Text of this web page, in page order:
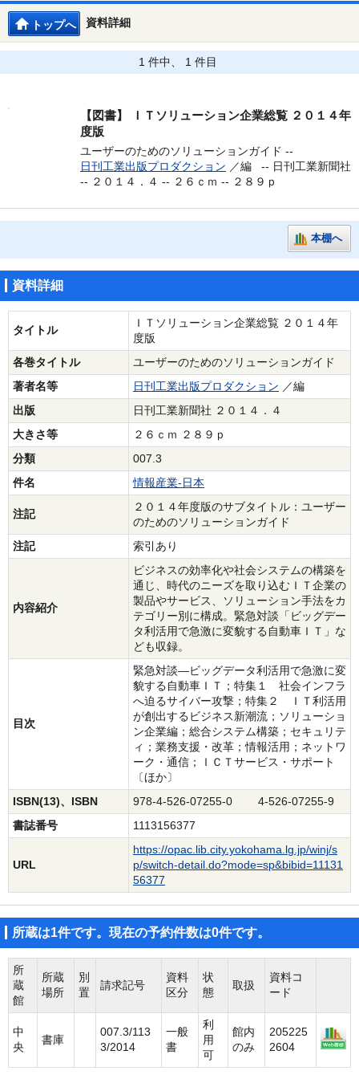
資料詳細
トップへ
1 件中、 1 件目
【図書】
ＩＴソリューション企業総覧 ２０１４年
度版
ユーザーのためのソリューションガイド --
日刊工業出版プロダクション ／編 -- 日刊工業新聞社
-- ２０１４．４ -- ２６ｃｍ -- ２８９ｐ
本棚へ
資料詳細
タイトル
ＩＴソリューション企業総覧 ２０１４年
度版
各巻タイトル
ユーザーのためのソリューションガイド
著者名等
日刊工業出版プロダクション ／編
出版
日刊工業新聞社 ２０１４．４
大きさ等
２６ｃｍ ２８９ｐ
分類
007.3
件名
情報産業‐日本
注記
２０１４年度版のサブタイトル：ユーザー
のためのソリューションガイド
注記
索引あり
内容紹介
ビジネスの効率化や社会システムの構築を
通じ、時代のニーズを取り込むＩＴ企業の
製品やサービス、ソリューション手法をカ
テゴリー別に構成。緊急対談「ビッグデー
タ利活用で急激に変貌する自動車ＩＴ」な
ども収録。
目次
緊急対談―ビッグデータ利活用で急激に変
貌する自動車ＩＴ；特集１ 社会インフラ
へ迫るサイバー攻撃；特集２ ＩＴ利活用
が創出するビジネス新潮流；ソリューショ
ン企業編；総合システム構築；セキュリテ
ィ；業務支援・改革；情報活用；ネットワ
ーク・通信；ＩＣＴサービス・サポート
〔ほか〕
ISBN(13)、ISBN
978-4-526-07255-0 4-526-07255-9
書誌番号
1113156377
URL
https://opac.lib.city.yokohama.lg.jp/winj/s
p/switch-detail.do?mode=sp&bibid=11131
56377
所蔵は1件です。現在の予約件数は0件です。
所
蔵
館
所蔵
場所
別
置
請求記号
資料
区分
状
態
取扱
資料コ
ード
中
央
書庫
007.3/113
3/2014
一般
書
利
用
可
館内
のみ
205225
2604